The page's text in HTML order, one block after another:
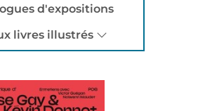
d'expositions
livres illustrés